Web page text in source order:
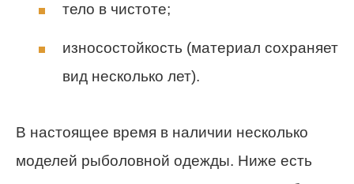
тело в чистоте;
износостойкость (материал сохраняет
вид несколько лет).
В настоящее время в наличии несколько
моделей рыболовной одежды. Ниже есть